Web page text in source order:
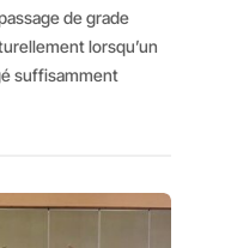
de grade
lorsqu’un
suffisamment